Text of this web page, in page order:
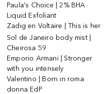
Paula's Choice | 2% BHA
Liquid Exfoliant
Zadig en Voltaire | This is her
Sol de Janeiro body mist |
Cheirosa 59
Emporio Armani | Stronger
with you intensely
Valentino | Born in roma
donna EdP